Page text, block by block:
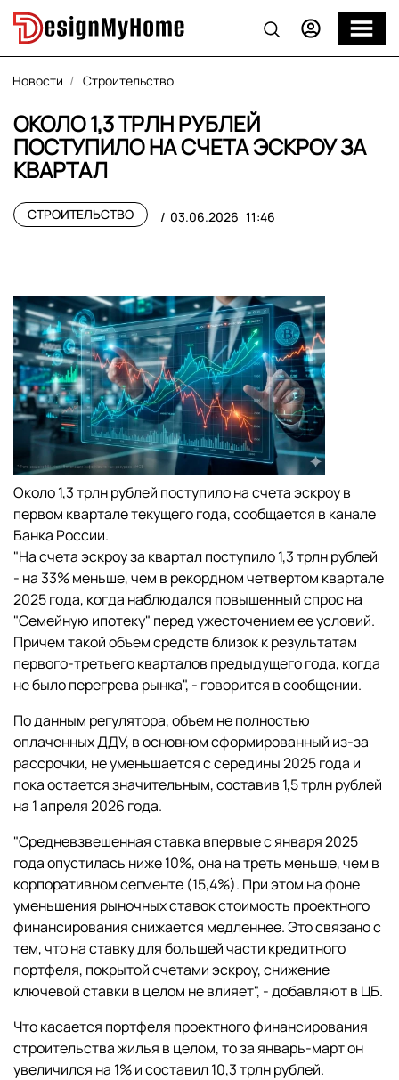
Новости Строительство
ОКОЛО 1,3 ТРЛН РУБЛЕЙ
ПОСТУПИЛО НА СЧЕТА ЭСКРОУ ЗА
КВАРТАЛ
СТРОИТЕЛЬСТВО 03.06.2026 11:46
Около 1,3 трлн рублей поступило на счета эскроу в
первом квартале текущего года, сообщается в канале
Банка России.
"На счета эскроу за квартал поступило 1,3 трлн рублей
- на 33% меньше, чем в рекордном четвертом квартале
2025 года, когда наблюдался повышенный спрос на
"Семейную ипотеку" перед ужесточением ее условий.
Причем такой объем средств близок к результатам
первого-третьего кварталов предыдущего года, когда
не было перегрева рынка", - говорится в сообщении.
По данным регулятора, объем не полностью
оплаченных ДДУ, в основном сформированный из-за
рассрочки, не уменьшается с середины 2025 года и
пока остается значительным, составив 1,5 трлн рублей
на 1 апреля 2026 года.
"Средневзвешенная ставка впервые с января 2025
года опустилась ниже 10%, она на треть меньше, чем в
корпоративном сегменте (15,4%). При этом на фоне
уменьшения рыночных ставок стоимость проектного
финансирования снижается медленнее. Это связано с
тем, что на ставку для большей части кредитного
портфеля, покрытой счетами эскроу, снижение
ключевой ставки в целом не влияет", - добавляют в ЦБ.
Что касается портфеля проектного финансирования
строительства жилья в целом, то за январь-март он
увеличился на 1% и составил 10,3 трлн рублей.